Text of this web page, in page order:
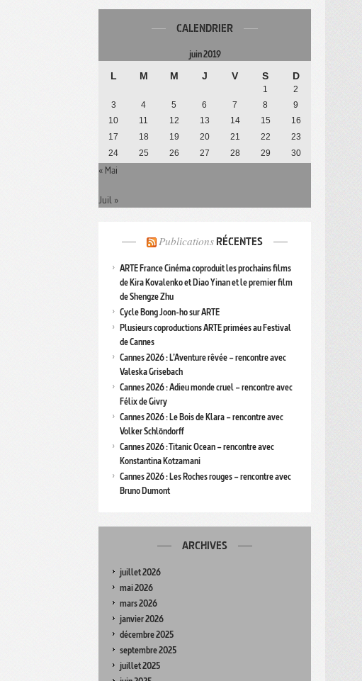
CALENDRIER
juin 2019
L M M J V S D
1
2
3
4 5 6 7 8
9
10
11 12 13 14 15
16
17
18 19 20 21 22
23
24
25 26 27 28 29 30
« Mai
Juil »
Publications RÉCENTES
ARTE France Cinéma coproduit les prochains films
de Kira Kovalenko et Diao Yinan et le premier film
de Shengze Zhu
Cycle Bong Joon-ho sur ARTE
Plusieurs coproductions ARTE primées au Festival
de Cannes
Cannes 2026 : L’Aventure rêvée – rencontre avec
Valeska Grisebach
Cannes 2026 : Adieu monde cruel – rencontre avec
Félix de Givry
Cannes 2026 : Le Bois de Klara – rencontre avec
Volker Schlöndorff
Cannes 2026 : Titanic Ocean – rencontre avec
Konstantina Kotzamani
Cannes 2026 : Les Roches rouges – rencontre avec
Bruno Dumont
ARCHIVES
juillet 2026
mai 2026
mars 2026
janvier 2026
décembre 2025
septembre 2025
juillet 2025